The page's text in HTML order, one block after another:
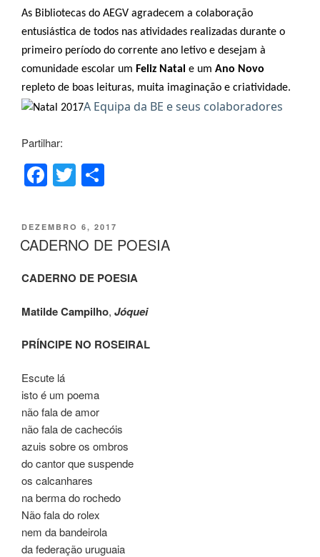
o
o
k
As Bibliotecas do AEGV agradecem a colaboração
entusiástica de todos nas atividades realizadas durante o
primeiro período do corrente ano letivo e desejam à
comunidade escolar um Feliz Natal e um Ano Novo
repleto de boas leituras, muita imaginação e criatividade.
A Equipa da BE e seus colaboradores
Partilhar:
F
a
c
e
b
o
o
k
T
wi
tt
er
ar
e
PUBLICADO
EM
DEZEMBRO 6, 2017
CADERNO DE POESIA
CADERNO DE POESIA
Matilde Campilho, Jóquei
PRÍNCIPE NO ROSEIRAL
Escute lá
isto é um poema
não fala de amor
não fala de cachecóis
azuis sobre os ombros
do cantor que suspende
os calcanhares
na berma do rochedo
Não fala do rolex
nem da bandeirola
da federação uruguaia